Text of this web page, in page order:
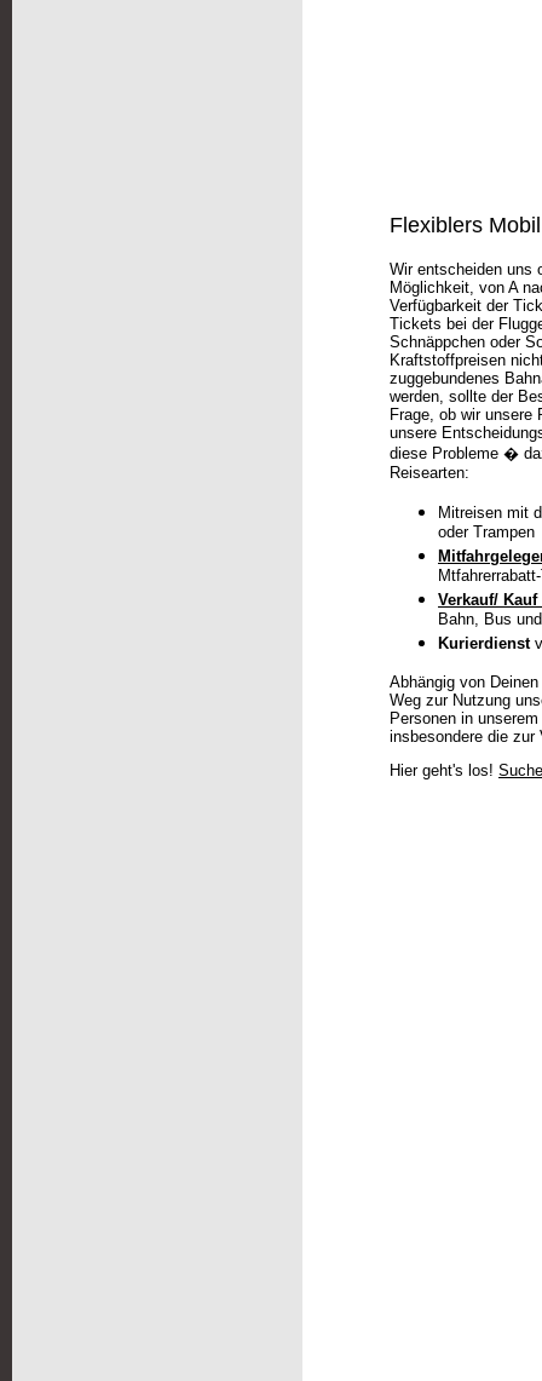
Flexiblers
Wir entscheiden uns
Möglichkeit, von A
Verfügbarkeit der
Tickets bei der
Schnäppchen oder
Kraftstoffpreisen
zuggebundenes
werden, sollte der
Frage, ob wir
unsere
diese Probleme �
Reisearten:
Mitreisen mit
oder Trampen
Verkauf/
Bahn, Bus
Kurierdienst
Abhängig von
Weg zur Nutzung
Personen in
insbesondere die zur
Hier geht's los! Suche